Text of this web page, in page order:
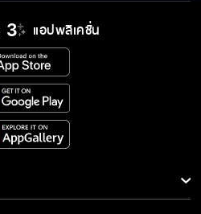
แอปพลิเคชั่น